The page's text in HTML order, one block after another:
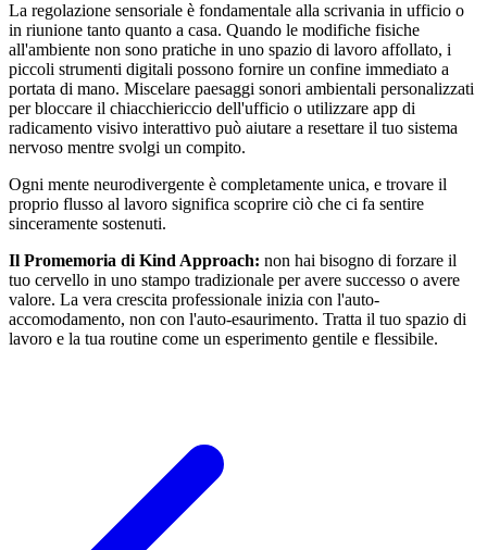
La regolazione sensoriale è fondamentale alla scrivania in ufficio o
in riunione tanto quanto a casa. Quando le modifiche fisiche
all'ambiente non sono pratiche in uno spazio di lavoro affollato, i
piccoli strumenti digitali possono fornire un confine immediato a
portata di mano. Miscelare paesaggi sonori ambientali personalizzati
per bloccare il chiacchiericcio dell'ufficio o utilizzare app di
radicamento visivo interattivo può aiutare a resettare il tuo sistema
nervoso mentre svolgi un compito.
Ogni mente neurodivergente è completamente unica, e trovare il
proprio flusso al lavoro significa scoprire ciò che ci fa sentire
sinceramente sostenuti.
Il Promemoria di Kind Approach: non hai bisogno di forzare il
tuo cervello in uno stampo tradizionale per avere successo o avere
valore. La vera crescita professionale inizia con l'auto-
accomodamento, non con l'auto-esaurimento. Tratta il tuo spazio di
lavoro e la tua routine come un esperimento gentile e flessibile.